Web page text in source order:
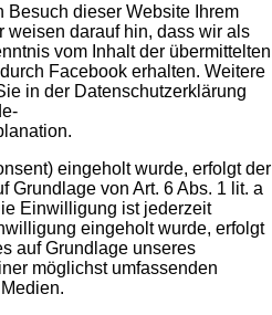
Besuch dieser Website Ihrem
weisen darauf hin, dass wir als
vom Inhalt der übermittelten
Facebook erhalten. Weitere
in der Datenschutzerklärung
.
eingeholt wurde, erfolgt der
Grundlage von Art. 6 Abs. 1 lit. a
Einwilligung ist jederzeit
eingeholt wurde, erfolgt
auf Grundlage unseres
möglichst umfassenden